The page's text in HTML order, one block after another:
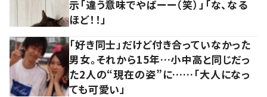
示「違う意味でやばーー（笑）」「な、なる
ほど！！」
「好き同士」だけど付き合っていなかった
男女。それから15年…小中高と同じだっ
た2人の“現在の姿”に……「大人になっ
ても可愛い」